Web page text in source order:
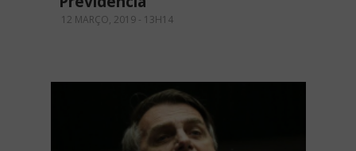
12 MARÇO, 2019 - 13H14